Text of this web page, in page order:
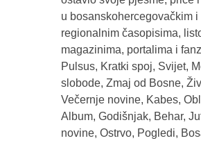
u bosanskohercegovačkim i
regionalnim časopisima,
magazinima, portalima i
Pulsus, Kratki spoj, Svijet,
slobode, Zmaj od Bosne,
Večernje novine, Kabes,
Album, Godišnjak, Behar,
novine, Ostrvo, Pogledi,